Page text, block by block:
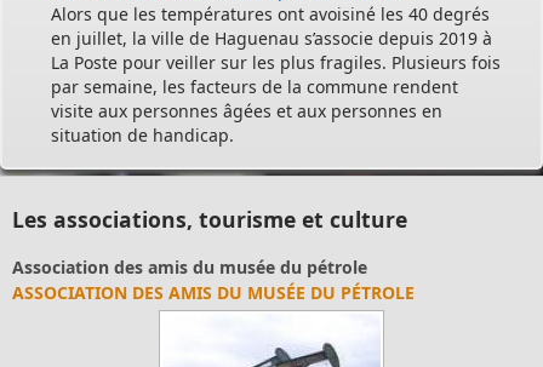
Alors que les températures ont avoisiné les 40 degrés
en juillet, la ville de Haguenau s’associe depuis 2019 à
La Poste pour veiller sur les plus fragiles. Plusieurs fois
par semaine, les facteurs de la commune rendent
visite aux personnes âgées et aux personnes en
situation de handicap.
Les associations, tourisme et culture
Association des amis du musée du pétrole
ASSOCIATION DES AMIS DU MUSÉE DU PÉTROLE